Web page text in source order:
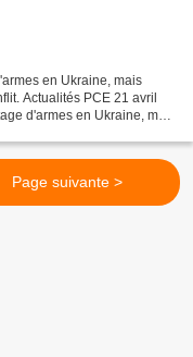
en Ukraine, mais
Actualités PCE 21 avril
d'armes en Ukraine, mais
Page suivante >